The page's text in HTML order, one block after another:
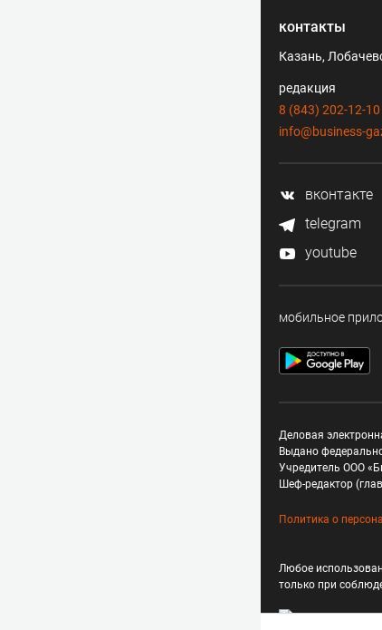
контакты
Казань,
редакция
8 (843) 202-12-10
info@business-
вконтакте
telegram
youtube
мобильное
Деловая
Выдано
Учредитель ООО
Шеф-редактор
Политика о
Любое
только при